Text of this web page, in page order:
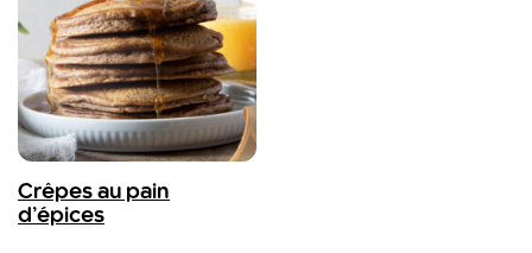
Crêpes au pain
d’épices